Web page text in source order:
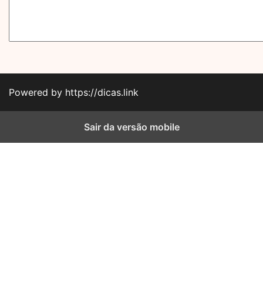
Powered by https://dicas.link
Sair da versão mobile